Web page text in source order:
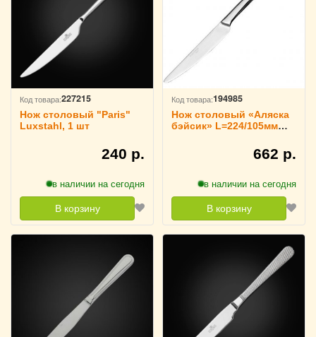
Код товара:227215
Нож столовый "Paris"
Luxstahl, 1 шт
240 р.
в наличии на сегодня
В корзину
Код товара:194985
Нож столовый «Аляска
бэйсик» L=224/105мм
662 р.
в наличии на сегодня
В корзину